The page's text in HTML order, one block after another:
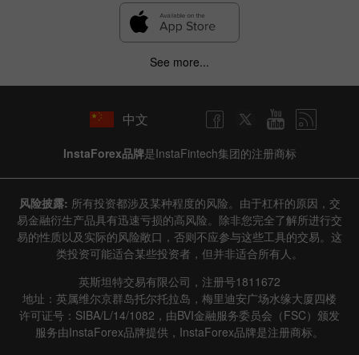
See more...
中文
InstaForex品牌是InstaFintech集团的注册商标
风险披露: 所有投资都涉及某种程度的风险。由于杠杆的原因，交
易金融衍生产品具有迅速亏损的高风险。除非您完全了解所进行交
易的性质以及实际的风险敞口，否则不应参与这些工具的交易。这
类投资可能适合某些投资者，但并非适合所有人。
英斯坦特交易有限公司，注册号1811672
地址：英属维尔京群岛托尔托拉岛，梅里迪安广场水缘大厦四楼
许可证号：SIBA/L/14/1082，由BVI金融服务委员会（FSC）颁发
服务由InstaForex品牌提供，InstaForex品牌是注册商标。